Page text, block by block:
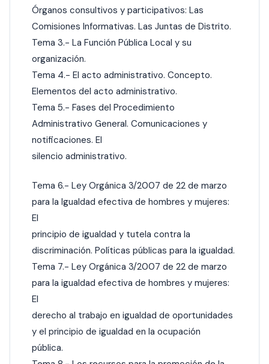
Órganos consultivos y participativos: Las
Comisiones Informativas. Las Juntas de Distrito.
Tema 3.- La Función Pública Local y su
organización.
Tema 4.- El acto administrativo. Concepto.
Elementos del acto administrativo.
Tema 5.- Fases del Procedimiento
Administrativo General. Comunicaciones y
notificaciones. El
silencio administrativo.
Tema 6.- Ley Orgánica 3/2007 de 22 de marzo
para la Igualdad efectiva de hombres y mujeres:
El
principio de igualdad y tutela contra la
discriminación. Políticas públicas para la igualdad.
Tema 7.- Ley Orgánica 3/2007 de 22 de marzo
para la igualdad efectiva de hombres y mujeres:
El
derecho al trabajo en igualdad de oportunidades
y el principio de igualdad en la ocupación
pública.